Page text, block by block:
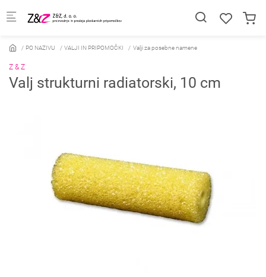
PO NAZIVU VALJI IN PRIPOMOČKI Valji za posebne namene
Z & Z
Valj strukturni radiatorski, 10 cm